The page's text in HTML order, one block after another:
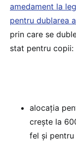
amedament la
pentru dublarea
prin care se
stat pentru copii:
alocaţia
creşte la
fel şi